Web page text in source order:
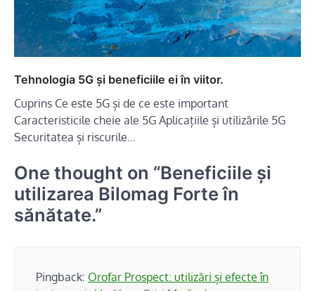
Tehnologia 5G și beneficiile ei în viitor.
Cuprins Ce este 5G și de ce este important
Caracteristicile cheie ale 5G Aplicațiile și utilizările 5G
Securitatea și riscurile…
One thought on “Beneficiile și
utilizarea Bilomag Forte în
sănătate.”
Pingback: Orofar Prospect: utilizări și efecte în